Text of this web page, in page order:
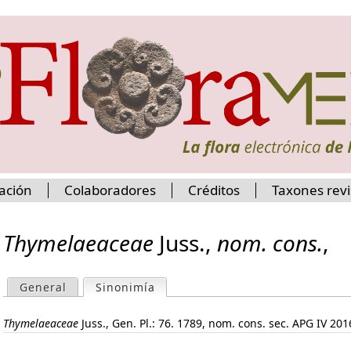
Thymelaeaceae Juss., nom. cons.,
P
r
General Sinonimía
Thymelaeaceae Juss., Gen. Pl.: 76. 1789, nom. cons. sec. APG IV
Colaboradores Créditos Taxones